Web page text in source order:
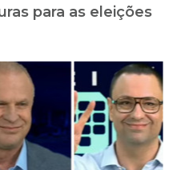
para as eleições